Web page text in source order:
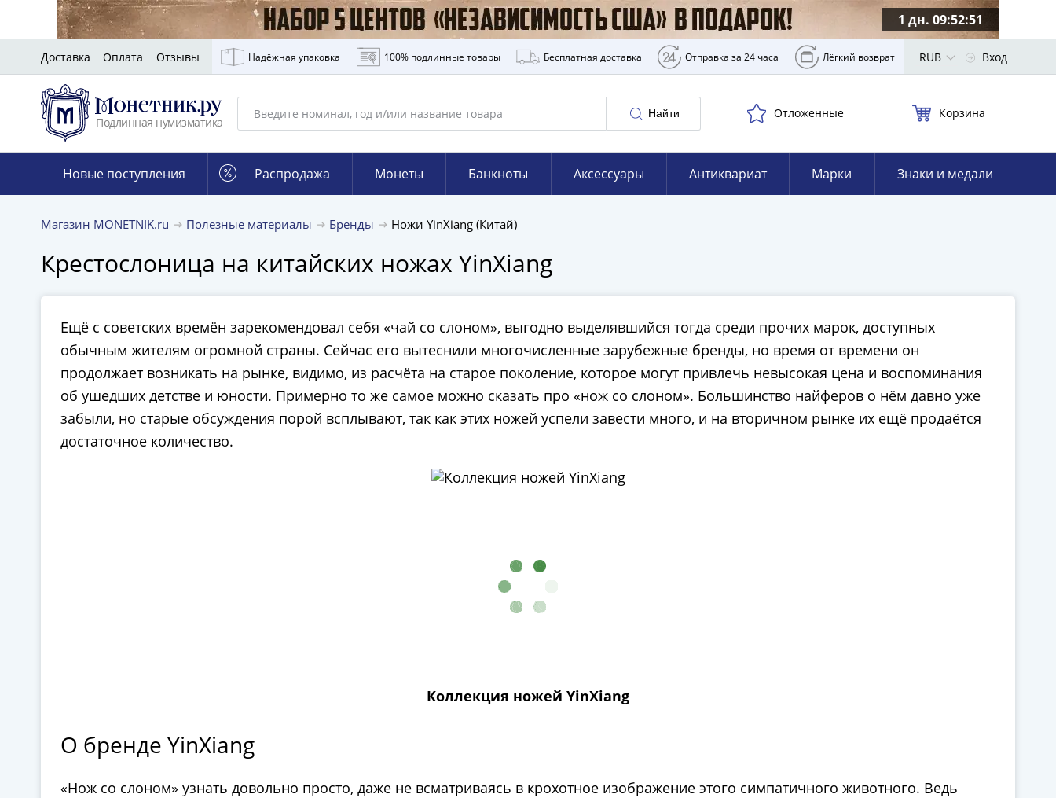
1 дн. 09:52:50
Доставка Оплата Отзывы Надёжная упаковка 100% подлинные товары Бесплатная доставка Отправка за 24 часа Лёгкий возврат RUB Вход
Подлинная нумизматика
Найти Отложенные Корзина
Новые поступления Распродажа Монеты Банкноты Аксессуары Антиквариат Марки Знаки и медали
Магазин MONETNIK.ru Полезные материалы Бренды Ножи YinXiang (Китай)
Крестослоница на китайских ножах YinXiang
Ещё с советских времён зарекомендовал себя «чай со слоном», выгодно выделявшийся тогда среди прочих марок, доступных
обычным жителям огромной страны. Сейчас его вытеснили многочисленные зарубежные бренды, но время от времени он
продолжает возникать на рынке, видимо, из расчёта на старое поколение, которое могут привлечь невысокая цена и воспоминания
об ушедших детстве и юности. Примерно то же самое можно сказать про «нож со слоном». Большинство найферов о нём давно уже
забыли, но старые обсуждения порой всплывают, так как этих ножей успели завести много, и на вторичном рынке их ещё продаётся
достаточное количество.
Коллекция ножей YinXiang
О бренде YinXiang
«Нож со слоном» узнать довольно просто, даже не всматриваясь в крохотное изображение этого симпатичного животного. Ведь